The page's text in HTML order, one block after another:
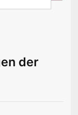
der